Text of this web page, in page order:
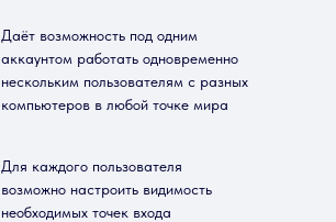
Даёт возможность под одним
аккаунтом работать одновременно
нескольким пользователям с разных
компьютеров в любой точке мира
Для каждого пользователя
возможно настроить видимость
необходимых точек входа